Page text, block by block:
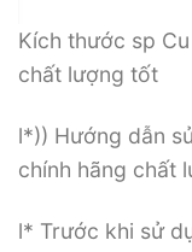
Kích thước sp
chất lượng tốt
l*)) Hướng dẫn
chính hãng chất
l* Trước khi sử